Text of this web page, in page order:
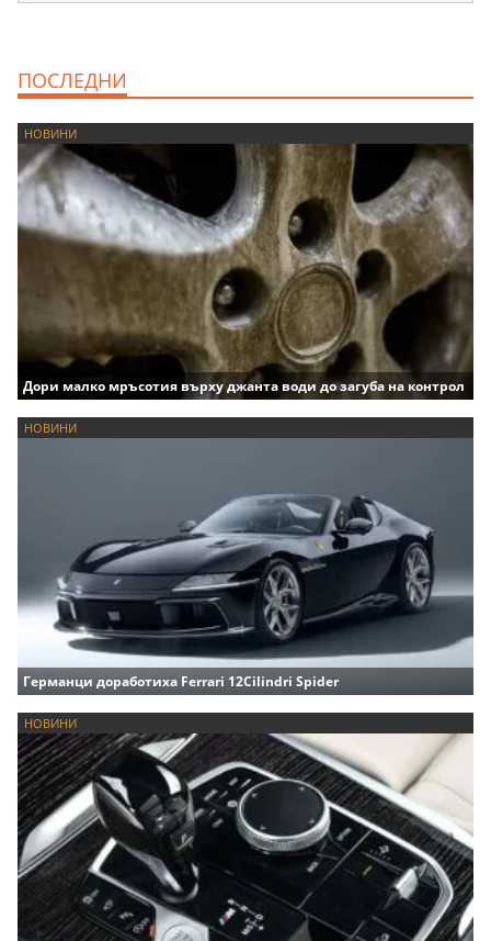
ПОСЛЕДНИ
НОВИНИ
Дори малко мръсотия върху джанта води до загуба на контрол
НОВИНИ
Германци доработиха Ferrari 12Cilindri Spider
НОВИНИ